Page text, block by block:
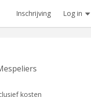
Inschrijving Log in
kosten